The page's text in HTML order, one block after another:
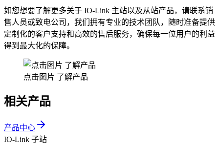
如您想要了解更多关于 IO-Link 主站以及从站产品，请联系销
售人员或致电公司，我们拥有专业的技术团队，随时准备提供
定制化的客户支持和高效的售后服务，确保每一位用户的利益
得到最大化的保障。
点击图片 了解产品
相关产品
产品中心
IO-Link 子站